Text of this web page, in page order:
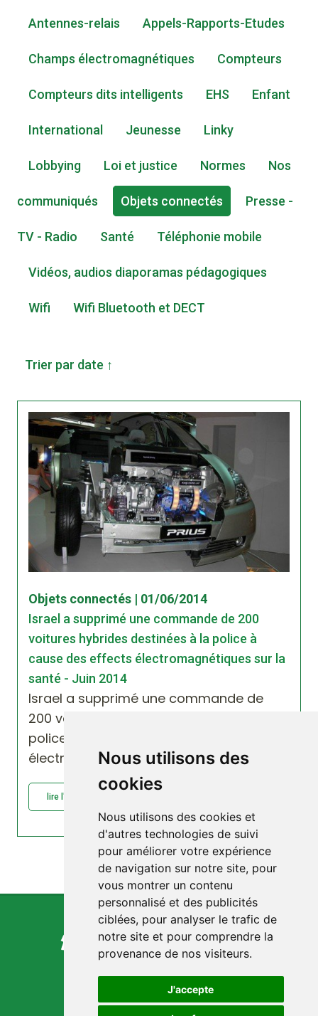
Nous utilisons des
cookies
Nous utilisons des cookies et
d'autres technologies de suivi
pour améliorer votre expérience
de navigation sur notre site, pour
vous montrer un contenu
personnalisé et des publicités
ciblées, pour analyser le trafic de
notre site et pour comprendre la
provenance de nos visiteurs.
J'accepte
Antennes-relais Appels-Rapports-Etudes
Champs électromagnétiques Compteurs
Compteurs dits intelligents EHS Enfant
International Jeunesse Linky
Lobbying Loi et justice Normes Nos
communiqués Objets connectés Presse -
TV - Radio Santé Téléphonie mobile
Vidéos, audios diaporamas pédagogiques
Wifi Wifi Bluetooth et DECT
Trier par date ↑
Objets connectés | 01/06/2014
Israel a supprimé une commande de 200
voitures hybrides destinées à la police à
cause des effects électromagnétiques sur la
santé - Juin 2014
Israel a supprimé une commande de
200 voitures hybrides destinées à la
police à cause des effects
électromagnétiques sur la santé.
lire l'article : Israel a supprimé une...